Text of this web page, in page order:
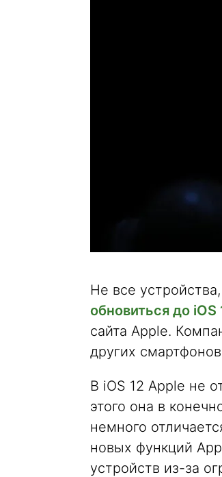
Не все
обновиться до iOS
сайта Apple.
других
В iOS 12 Apple не
этого она в
немного
новых функций
устройств из-за